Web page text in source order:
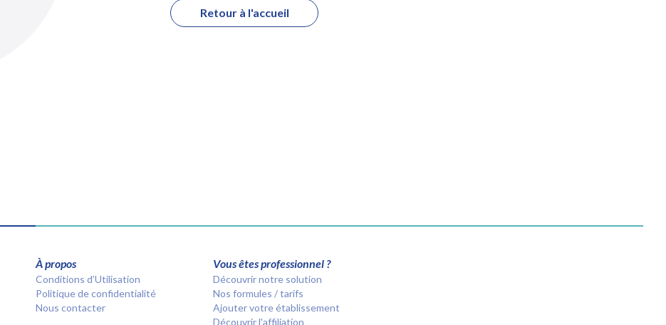
Retour à l'accueil
À propos
Conditions d’Utilisation
Politique de confidentialité
Nous contacter
Vous êtes professionnel ?
Découvrir notre solution
Nos formules / tarifs
Ajouter votre établissement
Découvrir l'affiliation